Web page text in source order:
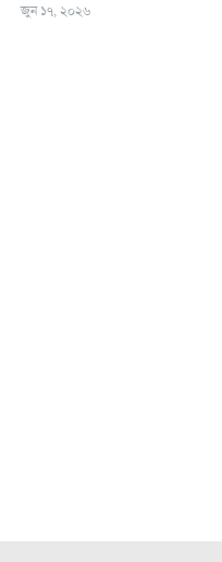
জুন ১৭, ২০২৬